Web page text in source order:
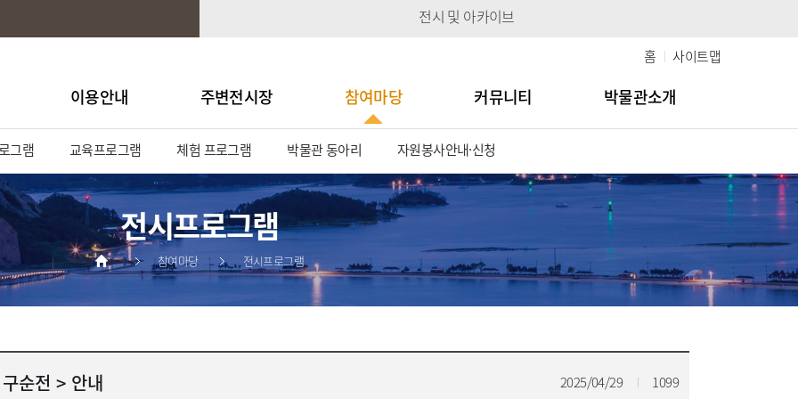
전시 및 아카이브
홈 사이트맵
이용안내 주변전시장 참여마당 커뮤니티 박물관소개
그램 교육프로그램 체험 프로그램 박물관 동아리 자원봉사안내·신청
전시프로그램
참여마당 전시프로그램
순전 > 안내 2025/04/29 1099